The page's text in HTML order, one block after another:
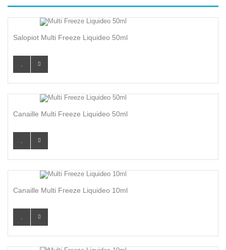
Salopiot Multi Freeze Liquideo 50ml
Canaille Multi Freeze Liquideo 50ml
Canaille Multi Freeze Liquideo 10ml